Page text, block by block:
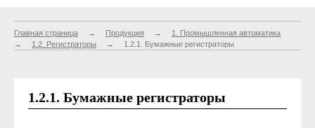
Главная страница → Продукция →
1. Промышленная автоматика
→
1.2. Регистраторы → 1.2.1. Бумажные регистраторы
1.2.1. Бумажные регистраторы